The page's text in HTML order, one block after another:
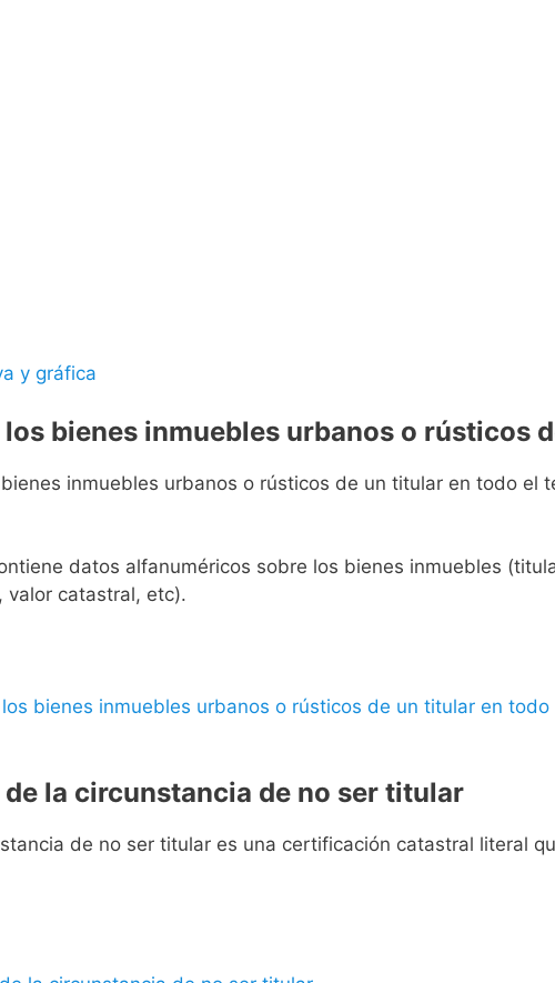
y gráfica
bienes inmuebles urbanos o rústicos
inmuebles urbanos o rústicos de un titular en todo el
datos alfanuméricos sobre los bienes inmuebles
valor catastral, etc).
bienes inmuebles urbanos o rústicos de un titular en
la circunstancia de no ser titular
de no ser titular es una certificación catastral literal